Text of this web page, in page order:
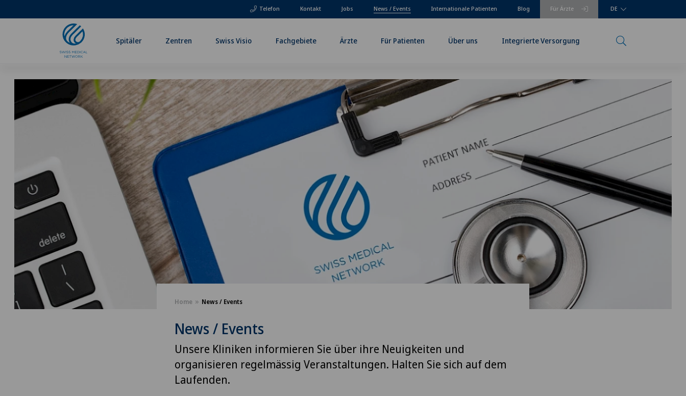
Telefon Für Ärzte
Kontakt Jobs News / Events Internationale Patienten Blog DE
Spitäler Zentren Swiss Visio Fachgebiete Ärzte Für Patienten Über uns Integrierte Versorgung
Home News / Events
News / Events
Unsere Kliniken informieren Sie über ihre Neuigkeiten und
organisieren regelmässig Veranstaltungen. Halten Sie sich auf dem
Laufenden.